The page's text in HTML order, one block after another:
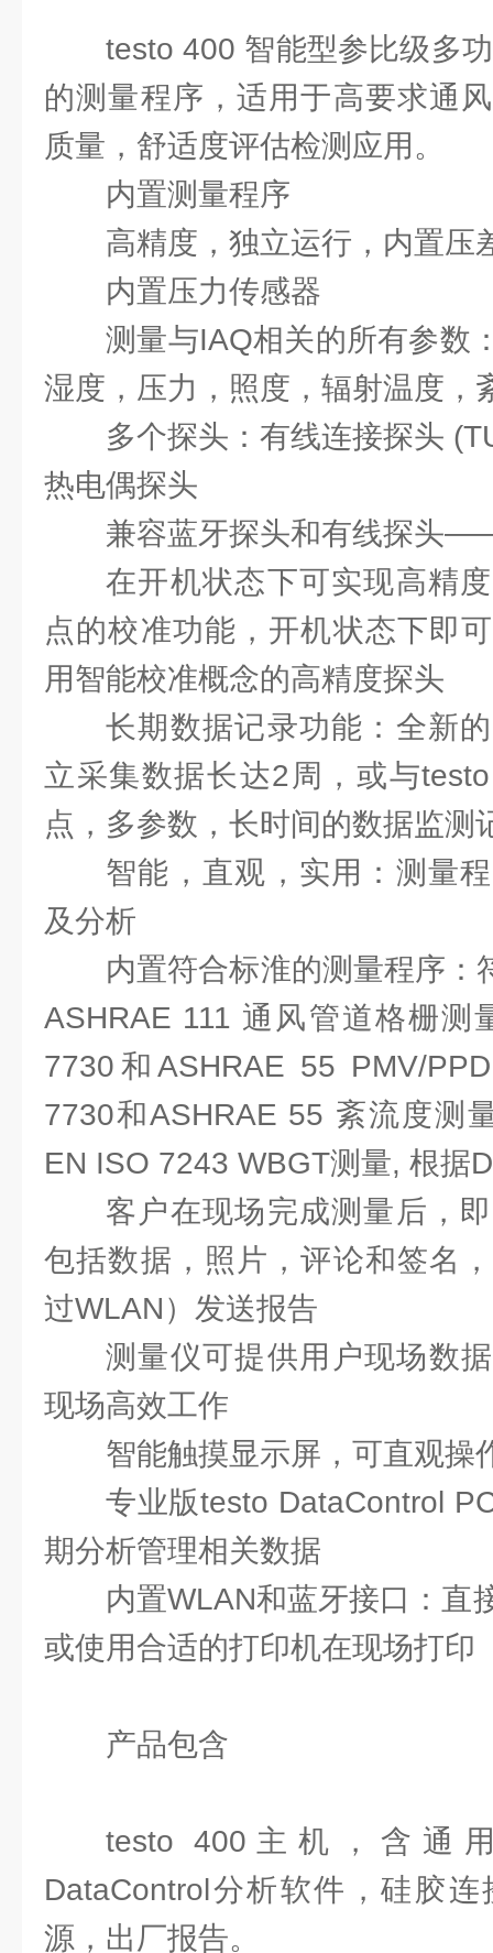
testo 400 智能型参比级多
的测量程序，适用于高要求通
质量，舒适度评估检测应用。
内置测量程序
高精度，独立运行，内置压
内置压力传感器
测量与IAQ相关的所有参数
湿度，压力，照度，辐射温度，
多个探头：有线连接探头
热电偶探头
兼容蓝牙探头和有线探头
在开机状态下可实现高精
点的校准功能，开机状态下即
用智能校准概念的高精度探头
长期数据记录功能：全新
立采集数据长达2周，或与
点，多参数，长时间的数据监测
智能，直观，实用：测量
及分析
内置符合标淮的测量程序
ASHRAE 111 通风管道格栅测
7730和ASHRAE 55 PMV/
7730和ASHRAE 55 紊流度测
EN ISO 7243 WBGT测量, 根据
客户在现场完成测量后，
包括数据，照片，评论和签名
过WLAN）发送报告
测量仪可提供用户现场数
现场高效工作
智能触摸显示屏，可直观操
专业版testo DataControl
期分析管理相关数据
内置WLAN和蓝牙接口：直
或使用合适的打印机在现场打印
产品包含
testo 400主机，含通
DataControl分析软件，硅胶
源，出厂报告。